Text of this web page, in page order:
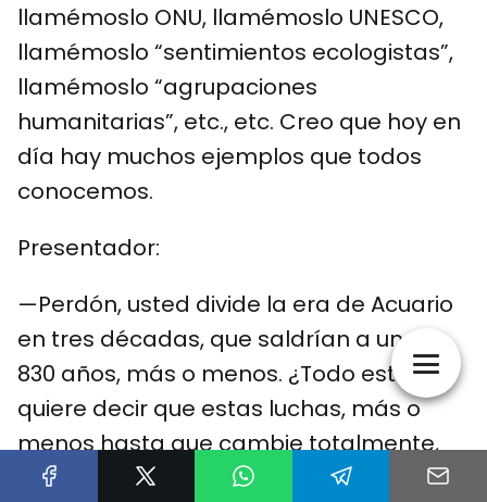
llamémoslo ONU, llamémoslo UNESCO,
llamémoslo “sentimientos ecologistas”,
llamémoslo “agrupaciones
humanitarias”, etc., etc. Creo que hoy en
día hay muchos ejemplos que todos
conocemos.
Presentador:
—Perdón, usted divide la era de Acuario
en tres décadas, que saldrían a unos
830 años, más o menos. ¿Todo esto
quiere decir que estas luchas, más o
menos hasta que cambie totalmente,
bueno, al menos en la primera década,